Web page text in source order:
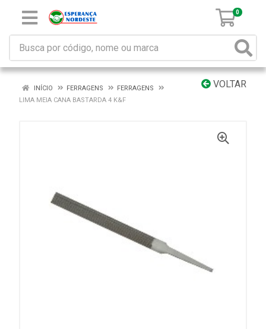
0
VOLTAR
INÍCIO FERRAGENS
FERRAGENS
LIMA MEIA CANA BASTARDA 4 K&F